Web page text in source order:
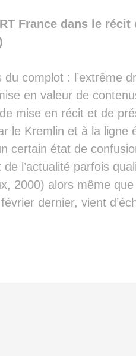
France dans le
complot : l’extrême
en valeur de
mise en récit et de
le Kremlin et à la
certain état de
l’actualité parfois
2000) alors même
dernier, vient